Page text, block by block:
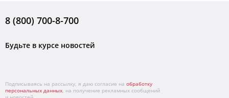
8 (800) 700-8-700
Будьте в курсе новостей
Подписываясь на рассылку, я даю согласие на обработку
персональных данных, на получение рекламных сообщений